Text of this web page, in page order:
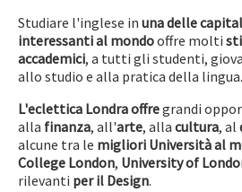
Studiare l'inglese in una delle
interessanti al mondooffre molti
accademici, a tutti gli studenti,
allo studio e alla pratica della lingua.
L'eclettica Londra offregrandi
alla finanza, all'arte, alla cultura, al
alcune tra le migliori Università al
College London, University of
rilevanti per il Design.